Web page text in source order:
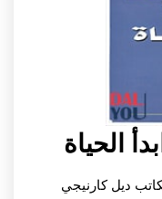
ديل كارنيجي